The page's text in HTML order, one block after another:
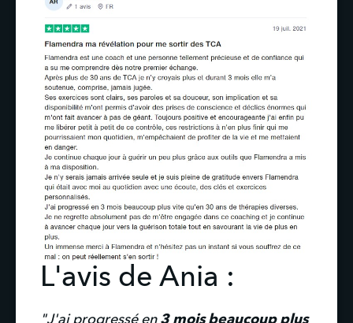
L'avis de Ania :
"J'ai progressé en 3 mois beaucoup plus